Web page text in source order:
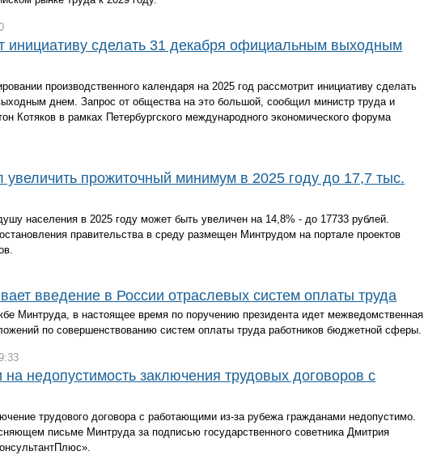
инициативу сделать 31 декабря официальным выходным
производственного календаря на 2025 год рассмотрит инициативу сделать
днем. Запрос от общества на это большой, сообщил министр труда и
Котяков в рамках Петербургского международного экономического форума
прожиточный минимум в 2025 году до 17,7 тыс.
населения в 2025 году может быть увеличен на 14,8% - до 17733 рублей.
правительства в среду размещен Минтрудом на портале проектов
введение в России отраслевых систем оплаты труда
Минтруда, в настоящее время по поручению президента идет межведомственная
по совершенствованию систем оплаты труда работников бюджетной сферы.
недопустимость заключения трудовых договоров с
трудового договора с работающими из-за рубежа гражданами недопустимо.
письме Минтруда за подписью государственного советника Дмитрия